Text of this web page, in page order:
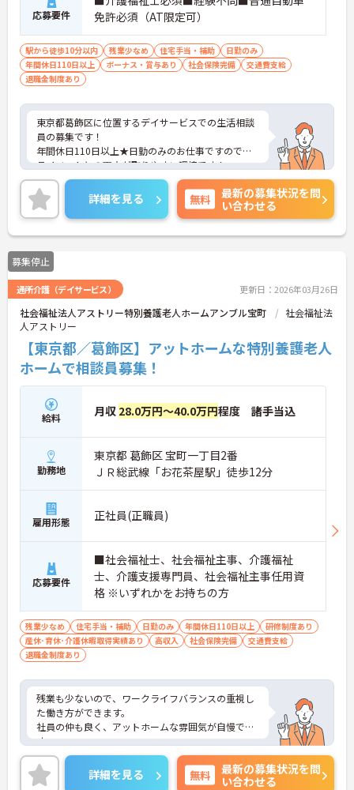
応募要件
免許必須（AT限定可）
駅から徒歩10分以内 残業少なめ 住宅手当・補助
日勤のみ
年間休日110日以上
ボーナス・賞与あり 社会保険完備
交通費支給
退職金制度あり
東京都葛飾区に位置するデイサービスでの生活相談
員の募集です！
年間休日110日以上★日勤のみのお仕事ですのでプ
ライベートとの両立が取りやすい環境です！
ご興味ある方には、面接対策ポイントなど、さらに
詳細をお話しいたしますのでお気軽にご相談くださ
い。
詳細を見る 無料
最新の募集状況を問
い合わせる
募集停止
通所介護（デイサービス） 更新日：2026年03月26日
社会福祉法人アストリー特別養護老人ホームアンブル宝町
社会福祉法
人アストリー
【東京都／葛飾区】アットホームな特別養護老人
ホームで相談員募集！
給料 月収 28.0万円～40.0万円程度 諸手当込
勤務地
東京都 葛飾区 宝町一丁目2番
ＪＲ総武線「お花茶屋駅」徒歩12分
雇用形態 正社員(正職員)
応募要件
■社会福祉士、社会福祉主事、介護福祉
士、介護支援専門員、社会福祉主事任用資
格 ※いずれかをお持ちの方
残業少なめ 住宅手当・補助 日勤のみ 年間休日110日以上
研修制度あり
産休･育休･介護休暇取得実績あり
高収入 社会保険完備
交通費支給
退職金制度あり
残業も少ないので、ワークライフバランスの重視し
た働き方ができます。
社員の仲も良く、アットホームな雰囲気が自慢で
す。
ご興味ある方には、面接対策ポイントなど、詳細を
お話しいたしますのでお気軽にご相談ください。
詳細を見る 無料
最新の募集状況を問
い合わせる